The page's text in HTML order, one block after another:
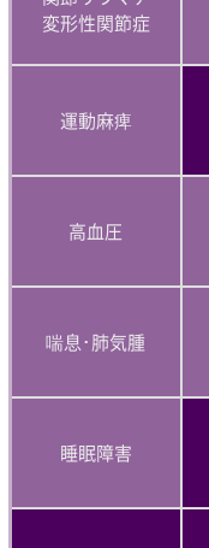
変形性関節症
運動麻痺
高血圧
喘息･肺気腫
睡眠障害